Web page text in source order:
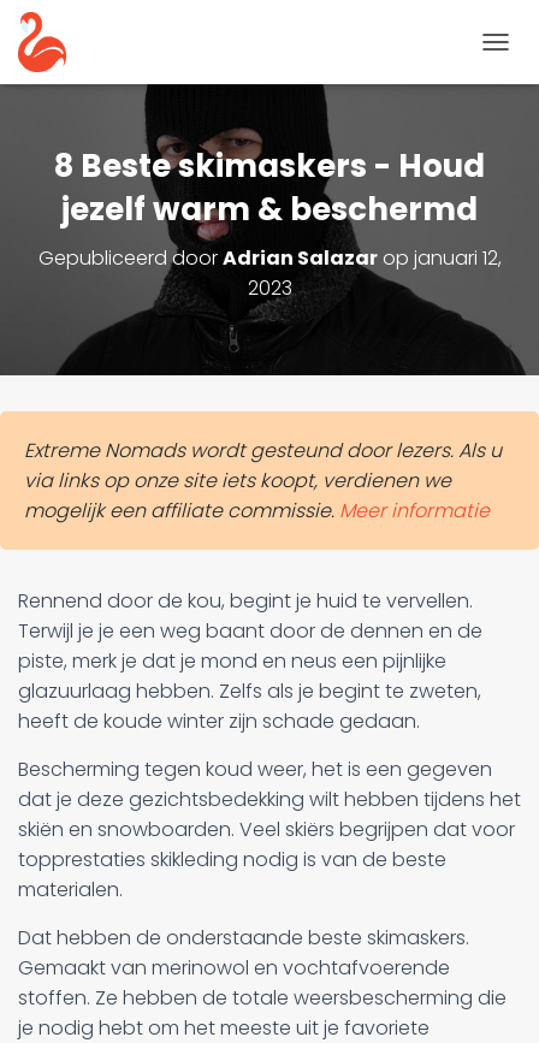
A
T
G
E
8 Beste skimaskers - Houd
jezelf warm & beschermd
Gepubliceerd doorAdrian Salazarop januari 12,
2023
Extreme Nomads wordt gesteund door lezers. Als u
via links op onze site iets koopt, verdienen we
mogelijk een affiliate commissie. Meer informatie
Rennend door de kou, begint je huid te vervellen.
Terwijl je je een weg baant door de dennen en de
piste, merk je dat je mond en neus een pijnlijke
glazuurlaag hebben. Zelfs als je begint te zweten,
heeft de koude winter zijn schade gedaan.
Bescherming tegen koud weer, het is een gegeven
dat je deze gezichtsbedekking wilt hebben tijdens het
skiën en snowboarden. Veel skiërs begrijpen dat voor
topprestaties skikleding nodig is van de beste
materialen.
Dat hebben de onderstaande beste skimaskers.
Gemaakt van merinowol en vochtafvoerende
stoffen. Ze hebben de totale weersbescherming die
je nodig hebt om het meeste uit je favoriete